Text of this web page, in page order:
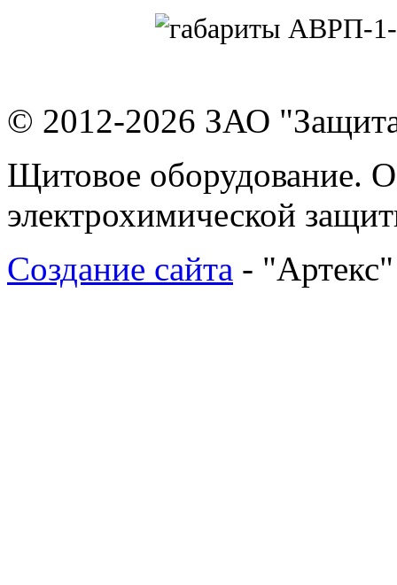
© 2012-2026 ЗАО
Щитовое оборудование.
электрохимической
Создание сайта - "Артекс"